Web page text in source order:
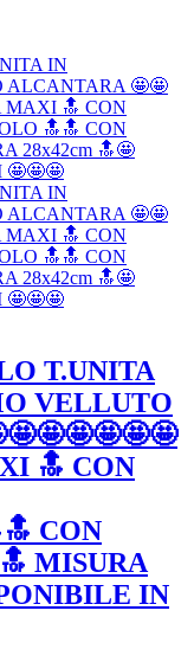
T.UNITA
VELLUTO
🔝 CON
CON
MISURA
IN